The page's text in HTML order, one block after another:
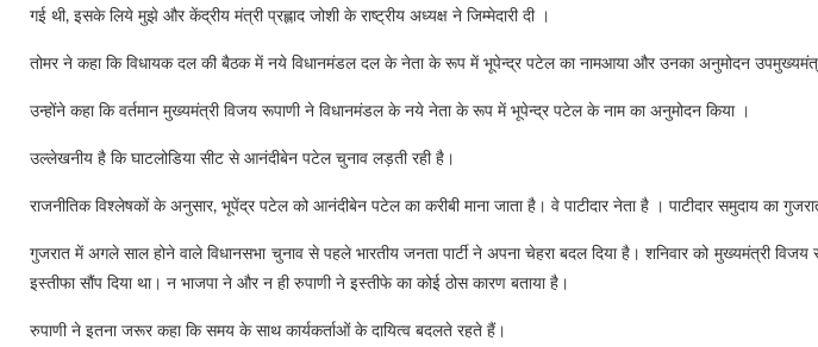
गई थी, इसके लिये मुझे और केंद्रीय मंत्री प्रह्लाद जोशी के राष्ट्रीय अध्यक्ष ने जिम्मेदारी दी ।
तोमर ने कहा कि विधायक दल की बैठक में नये विधानमंडल दल के नेता के रूप में भूपेन्द्र पटेल का नामआया और उनका अनुमोदन
उन्होंने कहा कि वर्तमान मुख्यमंत्री विजय रूपाणी ने विधानमंडल के नये नेता के रूप में भूपेन्द्र पटेल के नाम का अनुमोदन किया ।
उल्लेखनीय है कि घाटलोडिया सीट से आनंदीबेन पटेल चुनाव लड़ती रही है।
राजनीतिक विश्लेषकों के अनुसार, भूपेंद्र पटेल को आनंदीबेन पटेल का करीबी माना जाता है। वे पाटीदार नेता है । पाटीदार समुदाय का
गुजरात में अगले साल होने वाले विधानसभा चुनाव से पहले भारतीय जनता पार्टी ने अपना चेहरा बदल दिया है। शनिवार को मुख्यमंत्री
इस्तीफा सौंप दिया था। न भाजपा ने और न ही रुपाणी ने इस्तीफे का कोई ठोस कारण बताया है।
रुपाणी ने इतना जरूर कहा कि समय के साथ कार्यकर्ताओं के दायित्व बदलते रहते हैं।